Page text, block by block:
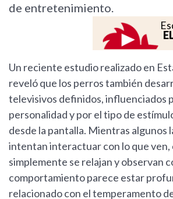
de entretenimiento.
Un reciente estudio realizado en
reveló que los perros también
televisivos definidos, influenciados
personalidad y por el tipo de
desde la pantalla. Mientras algunos
intentan interactuar con lo que ven,
simplemente se relajan y observan
comportamiento parece estar
relacionado con el temperamento